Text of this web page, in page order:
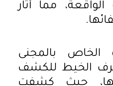
مما أثار
الخاص بالمجنى
الخيط للكشف
حيث كشفت